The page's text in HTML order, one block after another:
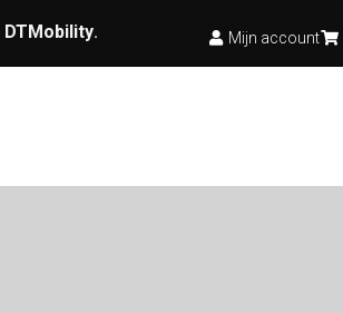
DTMobility. Mijn account